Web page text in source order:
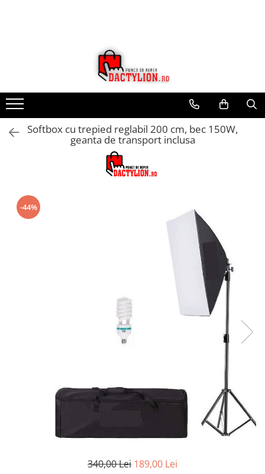
Softbox cu trepied reglabil 200 cm, bec 150W,
geanta de transport inclusa
-44%
340,00 Lei 189,00 Lei